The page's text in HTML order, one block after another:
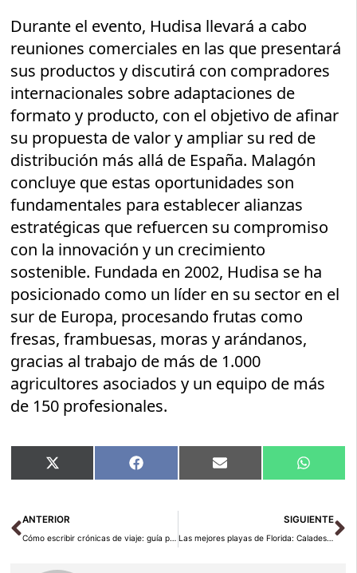
Durante el evento, Hudisa llevará a cabo
reuniones comerciales en las que presentará
sus productos y discutirá con compradores
internacionales sobre adaptaciones de
formato y producto, con el objetivo de afinar
su propuesta de valor y ampliar su red de
distribución más allá de España. Malagón
concluye que estas oportunidades son
fundamentales para establecer alianzas
estratégicas que refuercen su compromiso
con la innovación y un crecimiento
sostenible. Fundada en 2002, Hudisa se ha
posicionado como un líder en su sector en el
sur de Europa, procesando frutas como
fresas, frambuesas, moras y arándanos,
gracias al trabajo de más de 1.000
agricultores asociados y un equipo de más
de 150 profesionales.
Compartir
en
X
(Twitter)
Compartir
en
Facebook Compartir
en
Email
en
Ant
ANTERIOR
Cómo escribir crónicas de viaje: guía práctica para viajeros
SIGUIENTE
Las mejores playas de Florida: Caladesi, Siesta y Daytona